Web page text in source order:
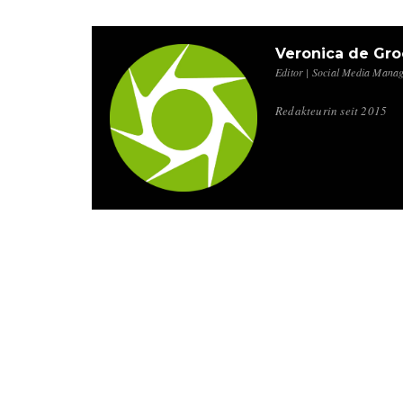
Veronica de
Editor | Social Media
Redakteurin seit 2015